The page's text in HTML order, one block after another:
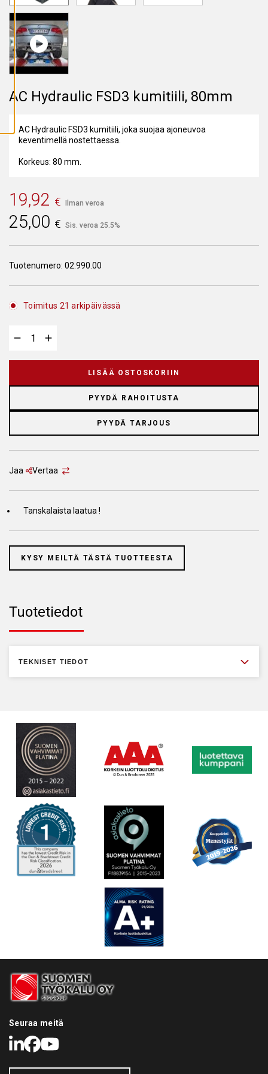
A
I
K
K
I
E
V
Ä
E
AC Hydraulic FSD3 kumitiili, 80mm
AC Hydraulic FSD3 kumitiili, joka suojaa ajoneuvoa
keventimellä nostettaessa.
Korkeus: 80 mm.
19,92 € Ilman veroa
25,00 € Sis. veroa 25.5%
Tuotenumero: 02.990.00
Toimitus 21 arkipäivässä
LISÄÄ OSTOSKORIIN
PYYDÄ RAHOITUSTA
PYYDÄ TARJOUS
Jaa Vertaa
Tanskalaista laatua !
KYSY MEILTÄ TÄSTÄ TUOTTEESTA
Tuotetiedot
TEKNISET TIEDOT
Seuraa meitä
LinkedIn
Facebook
Youtube